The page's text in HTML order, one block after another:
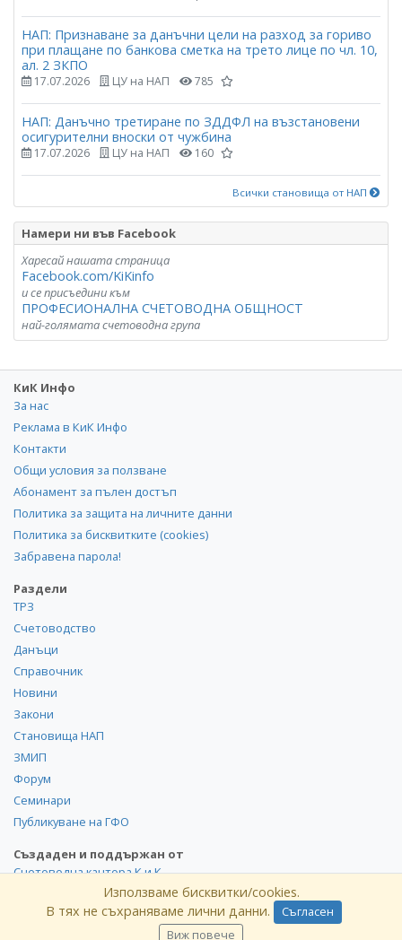
НАП: Признаване за данъчни цели на разход за гориво
при плащане по банкова сметка на трето лице по чл. 10,
ал. 2 ЗКПО
17.07.2026 ЦУ на НАП 785
НАП: Данъчно третиране по ЗДДФЛ на възстановени
осигурителни вноски от чужбина
17.07.2026 ЦУ на НАП 160
Всички становища от НАП
Намери ни във Facebook
Харесай нашата страница
Facebook.com/KiKinfo
и се присъедини към
ПРОФЕСИОНАЛНА СЧЕТОВОДНА ОБЩНОСТ
най-голямата счетоводна група
КиК Инфо
За нас
Реклама в КиК Инфо
Контакти
Общи условия за ползване
Абонамент за пълен достъп
Политика за защита на личните данни
Политика за бисквитките (cookies)
Забравена парола!
Раздели
ТРЗ
Счетоводство
Данъци
Справочник
Новини
Закони
Становища НАП
ЗМИП
Форум
Семинари
Публикуване на ГФО
Създаден и поддържан от
Счетоводна кантора К и К
.info
2008-2026 Всички права запазени. Използването и
публикуването на част или цялото съдържание на сайта
Използваме бисквитки/cookies.
В тях не съхраняваме лични данни.
Съгласен
Виж повече